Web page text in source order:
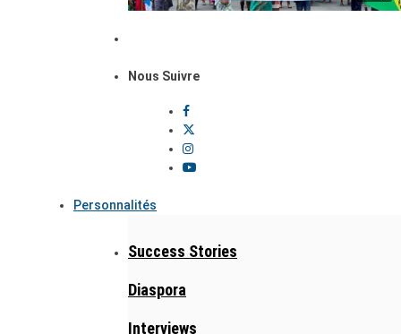
Nous Suivre
Personnalités
Success Stories
Diaspora
Interviews